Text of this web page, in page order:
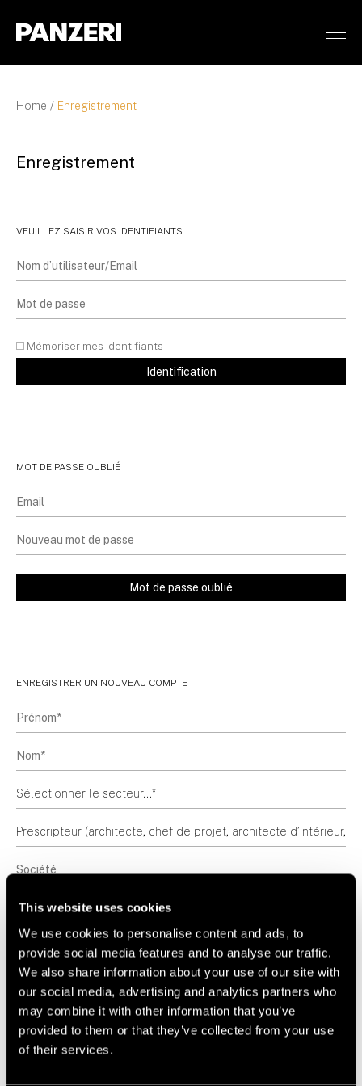
This website uses cookies
We use cookies to personalise content and ads, to
provide social media features and to analyse our traffic.
We also share information about your use of our site with
our social media, advertising and analytics partners who
may combine it with other information that you’ve
provided to them or that they’ve collected from your use
of their services.
Home / Enregistrement
Enregistrement
VEUILLEZ SAISIR VOS IDENTIFIANTS
Mémoriser mes identifiants
MOT DE PASSE OUBLIÉ
ENREGISTRER UN NOUVEAU COMPTE